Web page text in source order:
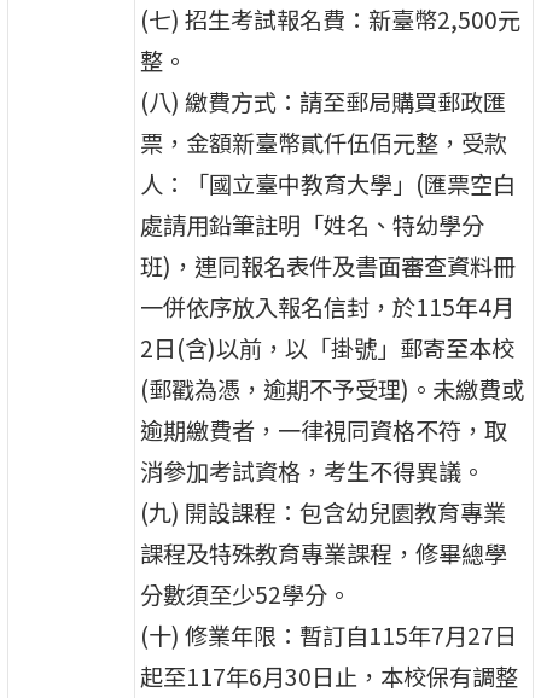
(七) 招生考試報名費：新臺幣2,500元
整。
(八) 繳費方式：請至郵局購買郵政匯
票，金額新臺幣貳仟伍佰元整，受款
人：「國立臺中教育大學」(匯票空白
處請用鉛筆註明「姓名、特幼學分
班)，連同報名表件及書面審查資料冊
一併依序放入報名信封，於115年4月
2日(含)以前，以「掛號」郵寄至本校
(郵戳為憑，逾期不予受理)。未繳費或
逾期繳費者，一律視同資格不符，取
消參加考試資格，考生不得異議。
(九) 開設課程：包含幼兒園教育專業
課程及特殊教育專業課程，修畢總學
分數須至少52學分。
(十) 修業年限：暫訂自115年7月27日
起至117年6月30日止，本校保有調整